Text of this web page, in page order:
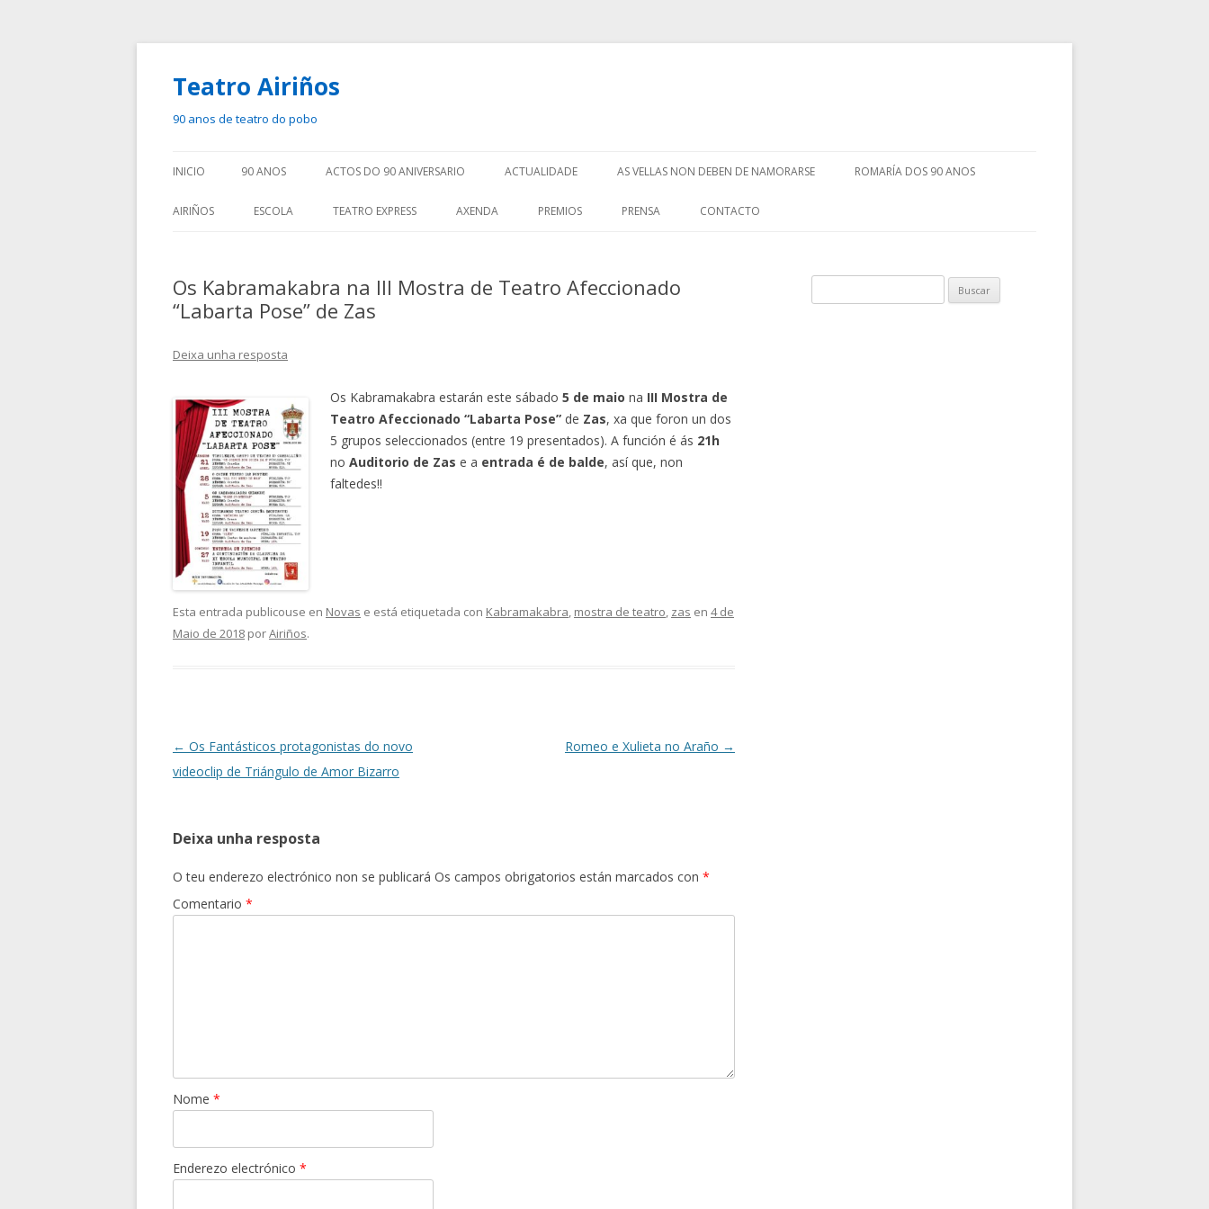
Teatro Airiños
90 anos de teatro do pobo
ao
INICIO 90 ANOS ACTOS DO 90 ANIVERSARIO ACTUALIDADE AS VELLAS NON DEBEN DE NAMORARSE ROMARÍA DOS 90 ANOS
AIRIÑOS ESCOLA TEATRO EXPRESS AXENDA PREMIOS PRENSA CONTACTO
Os Kabramakabra na III Mostra de Teatro Afeccionado
“Labarta Pose” de Zas
Deixa unha resposta
Os Kabramakabra estarán este sábado 5 de maio na III Mostra de
Teatro Afeccionado “Labarta Pose” de Zas, xa que foron un dos
5 grupos seleccionados (entre 19 presentados). A función é ás 21h
no Auditorio de Zas e a entrada é de balde, así que, non
faltedes!!
Esta entrada publicouse en Novas e está etiquetada con Kabramakabra, mostra de teatro, zas en 4 de
Maio de 2018 porAiriños.
Navegación
de
← Os Fantásticos protagonistas do novo
videoclip de Triángulo de Amor Bizarro
Romeo e Xulieta no Araño →
Deixa unha resposta
O teu enderezo electrónico non se publicará Os campos obrigatorios están marcados con *
Comentario *
Nome *
Enderezo electrónico *